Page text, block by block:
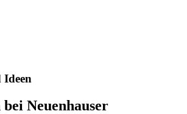
Ideen
Neuenhauser